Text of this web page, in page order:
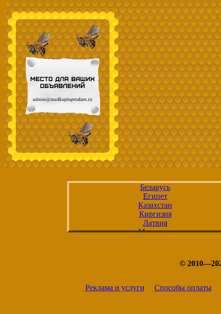
Беларусь
Египет
Казахстан
Киргизия
Латвия
Молдавия
©
Реклама и услуги Способы оплаты